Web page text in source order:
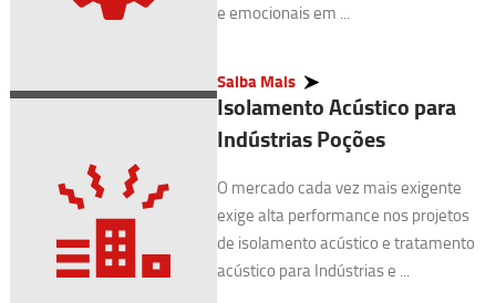
e emocionais em ...
Saiba Mais
Isolamento Acústico para
Indústrias Poções
O mercado cada vez mais exigente
exige alta performance nos projetos
de isolamento acústico e tratamento
acústico para Indústrias e ...